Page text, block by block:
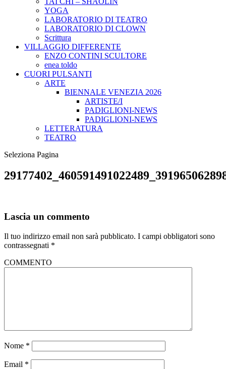
YOGA
LABORATORIO DI TEATRO
LABORATORIO DI CLOWN
Scrittura
VILLAGGIO DIFFERENTE
ENZO CONTINI SCULTORE
enea toldo
CUORI PULSANTI
ARTE
BIENNALE VENEZIA 2026
ARTISTE/I
PADIGLIONI-NEWS
PADIGLIONI-NEWS
LETTERATURA
TEATRO
Seleziona Pagina
Lascia un commento
Il tuo indirizzo email non sarà pubblicato. I campi obbligatori sono
contrassegnati *
COMMENTO
Nome *
Email *